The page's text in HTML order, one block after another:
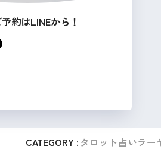
約はLINEから！
CATEGORY : タロット占いラー